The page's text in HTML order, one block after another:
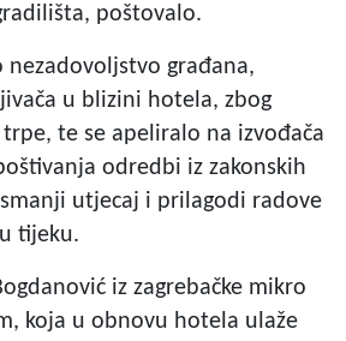
poštovalo.
nezadovoljstvo građana,
u blizini hotela, zbog
te se apeliralo na izvođača
odredbi iz zakonskih
utjecaj i prilagodi radove
tijeku.
iz zagrebačke mikro
koja u obnovu hotela ulaže